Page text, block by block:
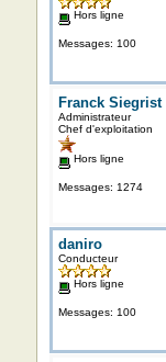
Hors ligne
Messages: 100
Franck Siegrist
Administrateur
Chef d'exploitation
Hors ligne
Messages: 1274
daniro
Conducteur
Hors ligne
Messages: 100